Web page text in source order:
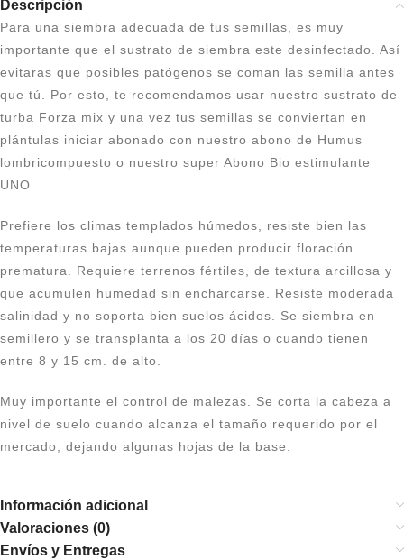
Descripción
Para una siembra adecuada de tus semillas, es muy
importante que el sustrato de siembra este desinfectado. Así
evitaras que posibles patógenos se coman las semilla antes
que tú. Por esto, te recomendamos usar nuestro sustrato de
turba Forza mix y una vez tus semillas se conviertan en
plántulas iniciar abonado con nuestro abono de Humus
lombricompuesto o nuestro super Abono Bio estimulante
UNO
Prefiere los climas templados húmedos, resiste bien las
temperaturas bajas aunque pueden producir floración
prematura. Requiere terrenos fértiles, de textura arcillosa y
que acumulen humedad sin encharcarse. Resiste moderada
salinidad y no soporta bien suelos ácidos. Se siembra en
semillero y se transplanta a los 20 días o cuando tienen
entre 8 y 15 cm. de alto.
Muy importante el control de malezas. Se corta la cabeza a
nivel de suelo cuando alcanza el tamaño requerido por el
mercado, dejando algunas hojas de la base.
Información adicional
Valoraciones (0)
Envíos y Entregas